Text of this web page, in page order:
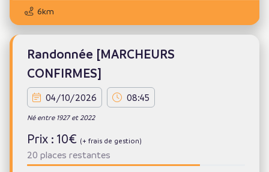
6km
Randonnée [MARCHEURS
CONFIRMES]
04/10/2026 08:45
Né entre 1927 et 2022
Prix : 10€ (+ frais de gestion)
20 places restantes